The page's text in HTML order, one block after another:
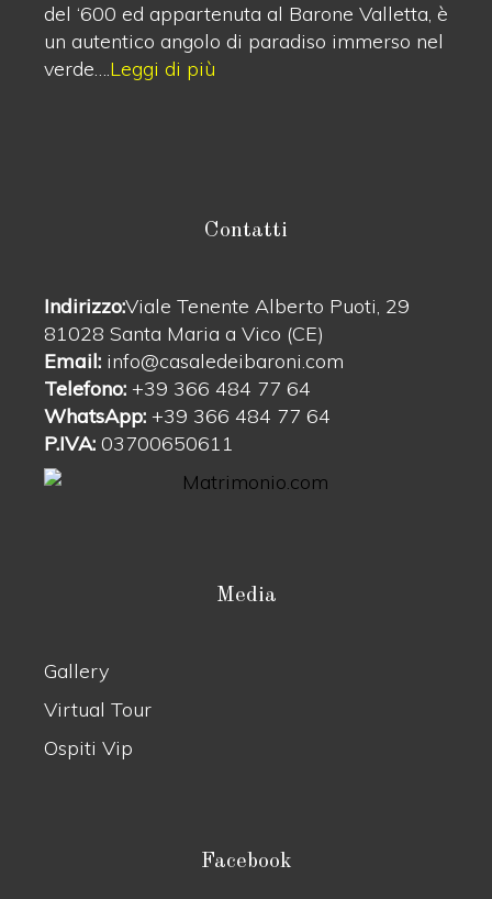
del ‘600 ed appartenuta al Barone Valletta, è
un autentico angolo di paradiso immerso nel
verde….Leggi di più
Contatti
Indirizzo:Viale Tenente Alberto Puoti, 29
81028 Santa Maria a Vico (CE)
Email: info@casaledeibaroni.com
Telefono: +39 366 484 77 64
WhatsApp: +39 366 484 77 64
P.IVA: 03700650611
Media
Gallery
Virtual Tour
Ospiti Vip
Facebook